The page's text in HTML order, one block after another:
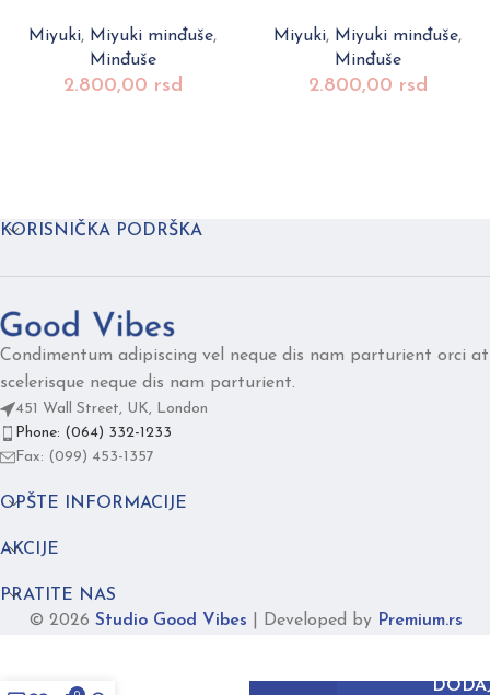
Miyuki, Miyuki minđuše,
Minđuše
2.800,00 rsd
Miyuki, Miyuki minđuše,
Minđuše
2.800,00 rsd
KORISNIČKA PODRŠKA
Condimentum adipiscing vel neque dis nam parturient orci at
scelerisque neque dis nam parturient.
451 Wall Street, UK, London
Phone: (064) 332-1233
Fax: (099) 453-1357
OPŠTE INFORMACIJE
AKCIJE
PRATITE NAS
© 2026 Studio Good Vibes Developed by Premium.rs
royal